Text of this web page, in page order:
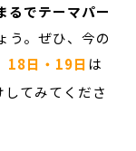
るでテーマパー
う。ぜひ、今の
18日・19日 は
してみてくださ